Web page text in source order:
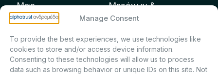
Manage Consent
To provide the best experiences, we use technologies like
cookies to store and/or access device information.
Consenting to these technologies will allow us to process
data such as browsing behavior or unique IDs on this site. Not
Μας
info@andromeda.eu
Οδός Αριστείδου 1,
Κηφισιά Τ.Κ. 14561
Μετόχων &
Επενδυτών:
Πρίντσιου – Corporate
Secretary & Investor
Relations – Τμήμα